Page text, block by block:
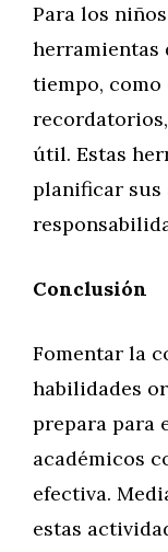
Para los
herramientas
tiempo,
útil. Estas
planificar sus
Conclusión
Fomentar la
habilidades
prepara para
académicos
efectiva.
estas